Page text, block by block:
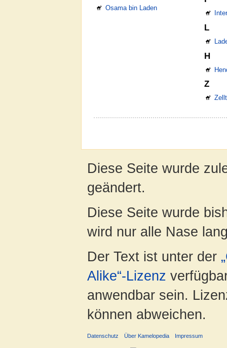
Osama bin Laden
L
H
Z
Diese Seite wurde
geändert.
Diese Seite wurde
wird nur alle Nase
Der Text ist unter der
Alike“-Lizenz
anwendbar sein.
können abweichen.
Datenschutz Über Kamelopedia Impressum